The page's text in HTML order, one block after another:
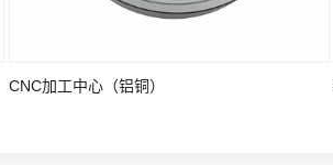
CNC加工中心（铝铜）